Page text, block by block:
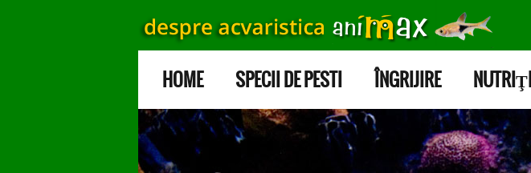
HOME SPECII DE PESTI ÎNGRIJIRE